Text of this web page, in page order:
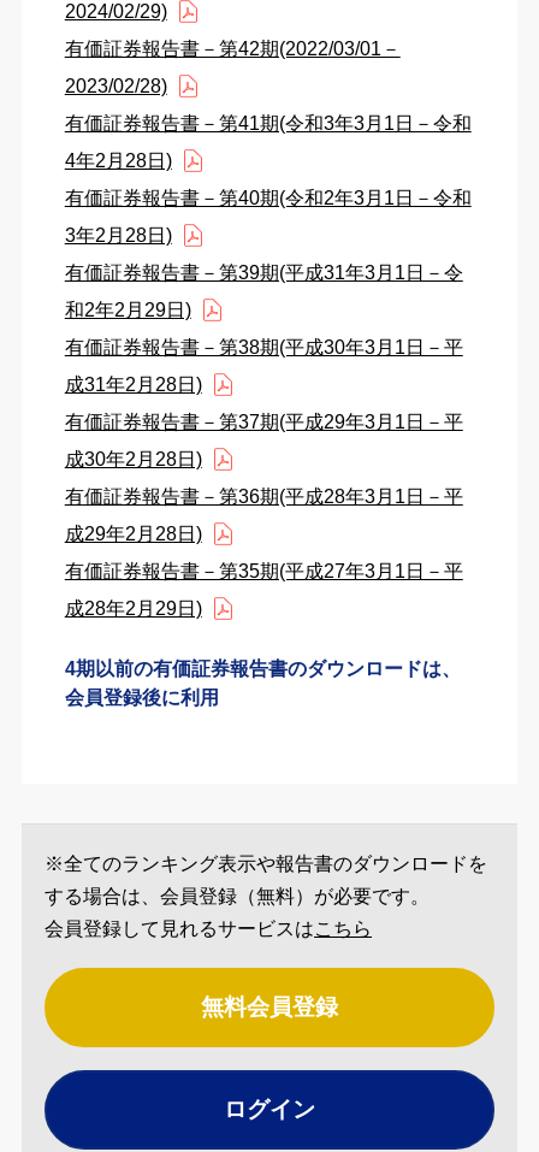
2024/02/29)
有価証券報告書－第42期(2022/03/01－
2023/02/28)
有価証券報告書－第41期(令和3年3月1日－令和
4年2月28日)
有価証券報告書－第40期(令和2年3月1日－令和
3年2月28日)
有価証券報告書－第39期(平成31年3月1日－令
和2年2月29日)
有価証券報告書－第38期(平成30年3月1日－平
成31年2月28日)
有価証券報告書－第37期(平成29年3月1日－平
成30年2月28日)
有価証券報告書－第36期(平成28年3月1日－平
成29年2月28日)
有価証券報告書－第35期(平成27年3月1日－平
成28年2月29日)
4期以前の有価証券報告書のダウンロードは、
会員登録後に利用
※全てのランキング表示や報告書のダウンロードを
する場合は、会員登録（無料）が必要です。
会員登録して見れるサービスはこちら
無料会員登録
ログイン